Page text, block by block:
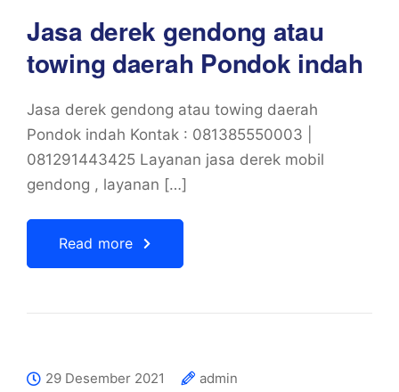
Jasa derek gendong atau
towing daerah Pondok indah
Jasa derek gendong atau towing daerah
Pondok indah Kontak : 081385550003 |
081291443425 Layanan jasa derek mobil
gendong , layanan […]
Read more
29 Desember 2021
admin